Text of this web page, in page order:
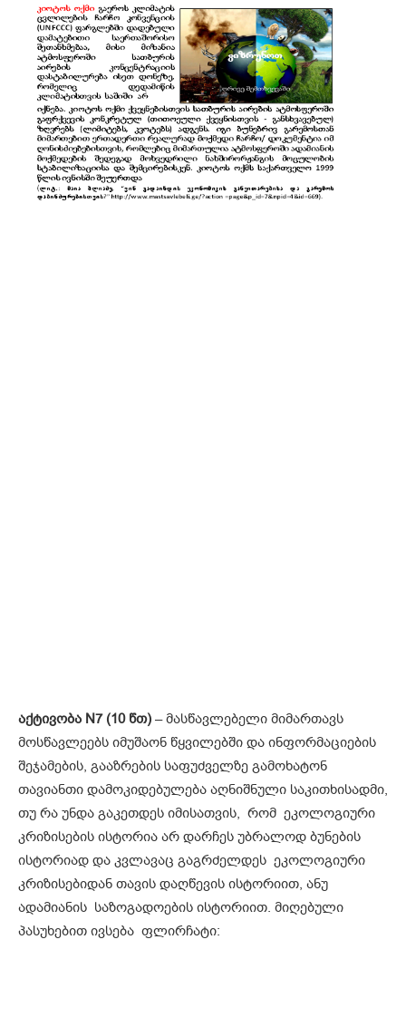
აქტივობა N7 (10 წთ) – მასწავლებელი მიმართავს
მოსწავლეებს იმუშაონ წყვილებში და ინფორმაციების
შეჯამების, გააზრების საფუძველზე გამოხატონ
თავიანთი დამოკიდებულება აღნიშნული საკითხისადმი,
თუ რა უნდა გაკეთდეს იმისათვის, რომ ეკოლოგიური
კრიზისების ისტორია არ დარჩეს უბრალოდ ბუნების
ისტორიად და კვლავაც გაგრძელდეს ეკოლოგიური
კრიზისებიდან თავის დაღწევის ისტორიით, ანუ
ადამიანის საზოგადოების ისტორიით. მიღებული
პასუხებით ივსება ფლირჩატი: